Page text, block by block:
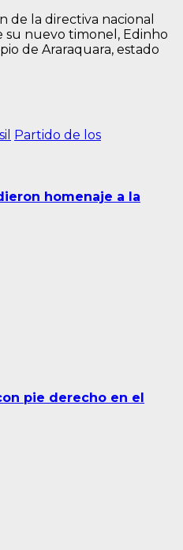
de la directiva nacional
su nuevo timonel, Edinho
de Araraquara, estado
Partido de los
homenaje a la
pie derecho en el